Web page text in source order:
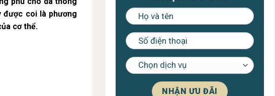
được coi là phương
cơ thể.